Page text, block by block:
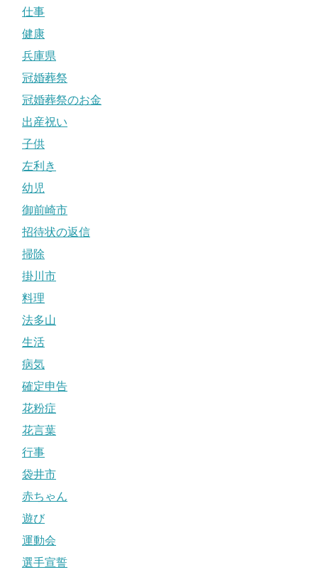
仕事
健康
兵庫県
冠婚葬祭
冠婚葬祭のお金
出産祝い
子供
左利き
幼児
御前崎市
招待状の返信
掃除
掛川市
料理
法多山
生活
病気
確定申告
花粉症
花言葉
行事
袋井市
赤ちゃん
遊び
運動会
選手宣誓